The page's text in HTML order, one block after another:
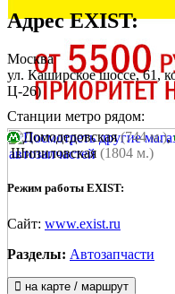
АдресEXIST:
Москва
ул. Каширское шоссе, 61,
Ц-26)
Станции метро рядом:
Домодедовская(744 м.),
Шипиловская (1804 м.)
Режим работы EXIST:
Сайт: www.exist.ru
Разделы: Автозапчасти
на карте / маршрут